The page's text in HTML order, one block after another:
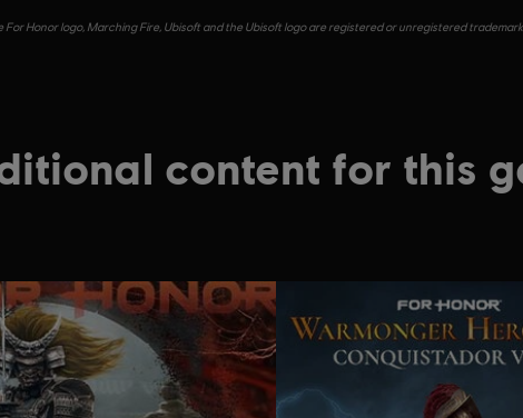
Honor logo, Marching Fire, Ubisoft and the Ubisoft logo are registered or unregistered
content for this